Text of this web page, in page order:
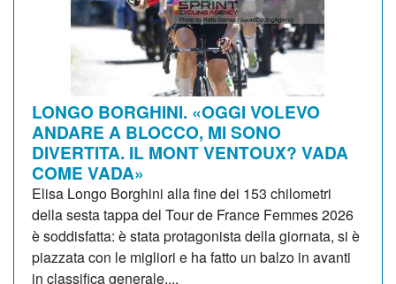
LONGO BORGHINI. «OGGI VOLEVO
ANDARE A BLOCCO, MI SONO
DIVERTITA. IL MONT VENTOUX? VADA
COME VADA»
Elisa Longo Borghini alla fine dei 153 chilometri
della sesta tappa del Tour de France Femmes 2026
è soddisfatta: è stata protagonista della giornata, si è
piazzata con le migliori e ha fatto un balzo in avanti
in classifica generale....